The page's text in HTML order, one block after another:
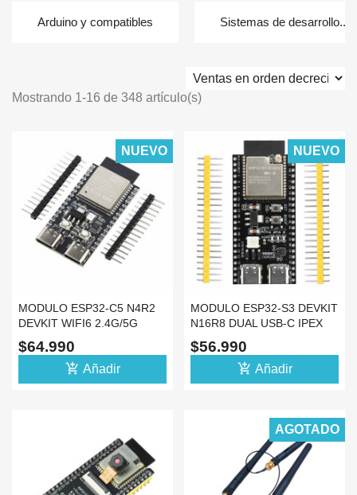
Arduino y compatibles Sistemas de desarrollo...
Mostrando 1-16 de 348 artículo(s)
MODULO ESP32-C5 N4R2
DEVKIT WIFI6 2.4G/5G
DUAL BAND ESP32C5
$64.990
add_shopping_cart Añadir
NUEVO
MODULO ESP32-S3 DEVKIT
N16R8 DUAL USB-C IPEX
ANT EXTER ESP32
$56.990
add_shopping_cart Añadir
NUEVO
AGOTADO